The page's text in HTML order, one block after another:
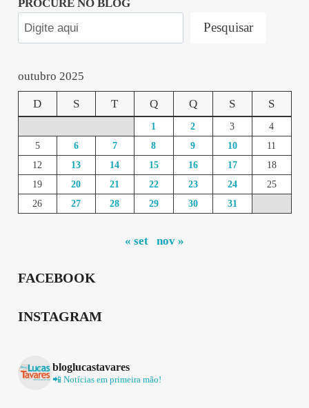
PROCURE NO BLOG
Pesquisar
outubro 2025
D S T Q Q S S
1 2 3
4
5
6 7 8 9 10
11
12
13 14 15 16 17
18
19
20 21 22 23 24
25
26
27 28 29 30 31
« set nov »
FACEBOOK
INSTAGRAM
bloglucastavares
📲 Notícias em primeira mão!